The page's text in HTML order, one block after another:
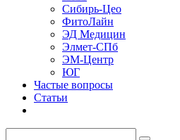
Сибирь-Цео
ФитоЛайн
ЭД Медицин
Элмет-СПб
ЭМ-Центр
ЮГ
Частые вопросы
Статьи